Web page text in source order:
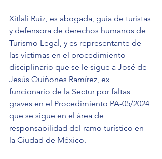
Xitlali Ruíz, es abogada, guía de turistas
y defensora de derechos humanos de
Turismo Legal, y es representante de
las víctimas en el procedimiento
disciplinario que se le sigue a José de
Jesús Quiñones Ramírez, ex
funcionario de la Sectur por faltas
graves en el Procedimiento PA-05/2024
que se sigue en el área de
responsabilidad del ramo turístico en
la Ciudad de México.